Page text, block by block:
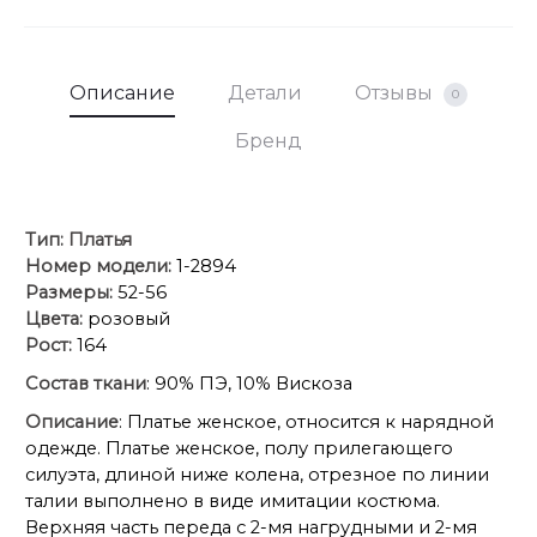
Описание Детали Отзывы 0
Бренд
Тип: Платья
Номер модели: 1-2894
Размеры: 52-56
Цвета: розовый
Рост: 164
Состав ткани: 90% ПЭ, 10% Вискоза
Описание: Платье женское, относится к нарядной
одежде. Платье женское, полу прилегающего
силуэта, длиной ниже колена, отрезное по линии
талии выполнено в виде имитации костюма.
Верхняя часть переда с 2-мя нагрудными и 2-мя